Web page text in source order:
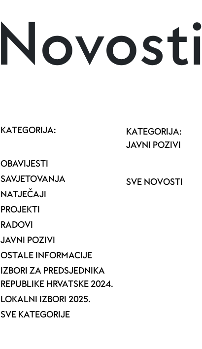
Novosti
KATEGORIJA:
OBAVIJESTI
SAVJETOVANJA
NATJEČAJI
PROJEKTI
RADOVI
JAVNI POZIVI
OSTALE INFORMACIJE
IZBORI ZA PREDSJEDNIKA
REPUBLIKE HRVATSKE 2024.
LOKALNI IZBORI 2025.
SVE KATEGORIJE
KATEGORIJA:
JAVNI POZIVI
SVE NOVOSTI